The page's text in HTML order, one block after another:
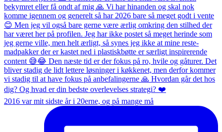
2016 var mit sidste år i 20erne, og på mange må